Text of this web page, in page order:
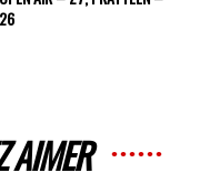
AIMER